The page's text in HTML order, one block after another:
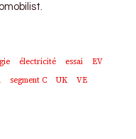
électricité essai
EV
segment C UK
VE